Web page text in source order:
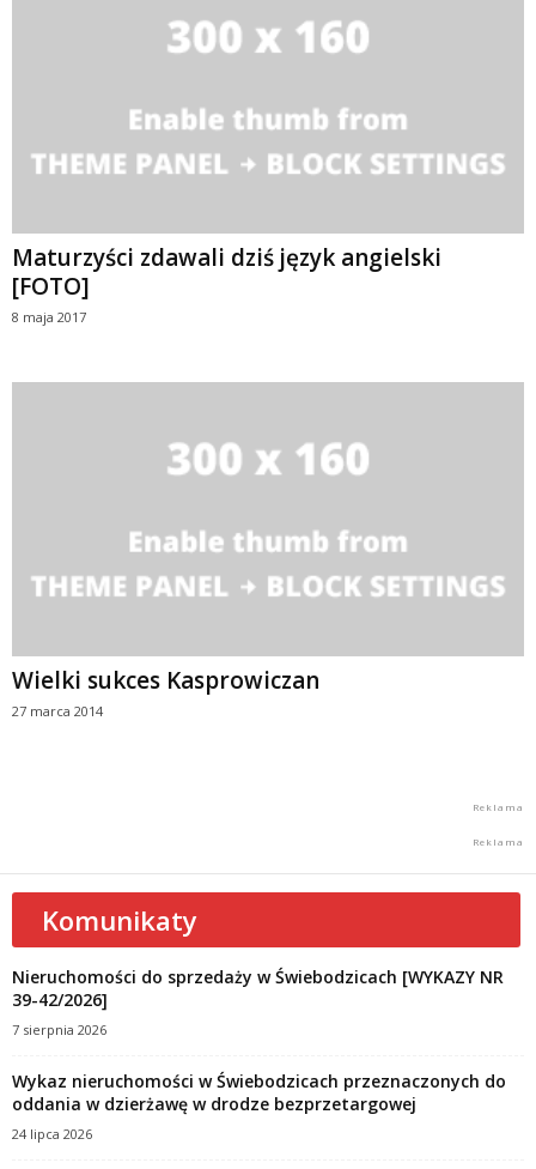
Maturzyści zdawali dziś język angielski
[FOTO]
8 maja 2017
Wielki sukces Kasprowiczan
27 marca 2014
Komunikaty
Nieruchomości do sprzedaży w Świebodzicach [WYKAZY NR
39-42/2026]
7 sierpnia 2026
Wykaz nieruchomości w Świebodzicach przeznaczonych do
oddania w dzierżawę w drodze bezprzetargowej
24 lipca 2026